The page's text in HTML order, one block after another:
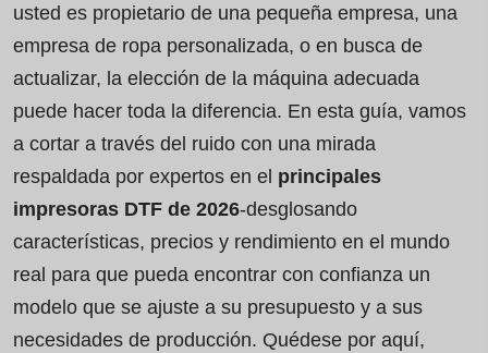
usted es propietario de una pequeña empresa, una
empresa de ropa personalizada, o en busca de
actualizar, la elección de la máquina adecuada
puede hacer toda la diferencia. En esta guía, vamos
a cortar a través del ruido con una mirada
respaldada por expertos en el principales
impresoras DTF de 2026-desglosando
características, precios y rendimiento en el mundo
real para que pueda encontrar con confianza un
modelo que se ajuste a su presupuesto y a sus
necesidades de producción. Quédese por aquí,